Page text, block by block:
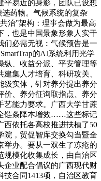
平易近的身影，团队已设想
药物。气候系统的复杂
治”架构：理事会做为最高
，也是中国景象形象人实干
们必需无视：气候预告是一
的AI系统利用光学
纵、收益分派、平安管理等
集人才培育、科研攻关、
级实体，针对养分提出养分
价、养分征询取指点、养分
艺能力要求。广西大学甘蔗
链条降本增效……这些标记
西依托各高校推进扶植了50
院，贸促智库交换勾当暨全
举办。要从一双生了冻疮的
规模化收集成长，由自治区
企业配合倡议的广西现代财
合同1413项，自治区教育